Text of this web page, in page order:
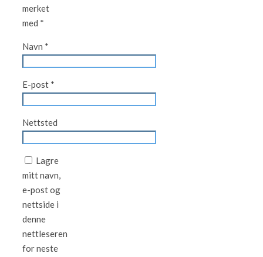
merket
med *
Navn *
E-post *
Nettsted
Lagre
mitt navn,
e-post og
nettside i
denne
nettleseren
for neste